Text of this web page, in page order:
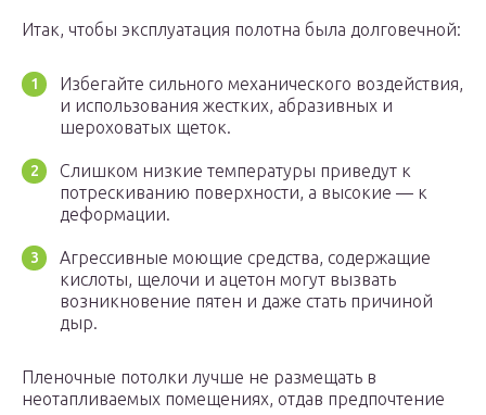
Итак, чтобы эксплуатация полотна была долговечной:
Избегайте сильного механического воздействия,
и использования жестких, абразивных и
шероховатых щеток.
Слишком низкие температуры приведут к
потрескиванию поверхности, а высокие — к
деформации.
Агрессивные моющие средства, содержащие
кислоты, щелочи и ацетон могут вызвать
возникновение пятен и даже стать причиной
дыр.
Пленочные потолки лучше не размещать в
неотапливаемых помещениях, отдав предпочтение